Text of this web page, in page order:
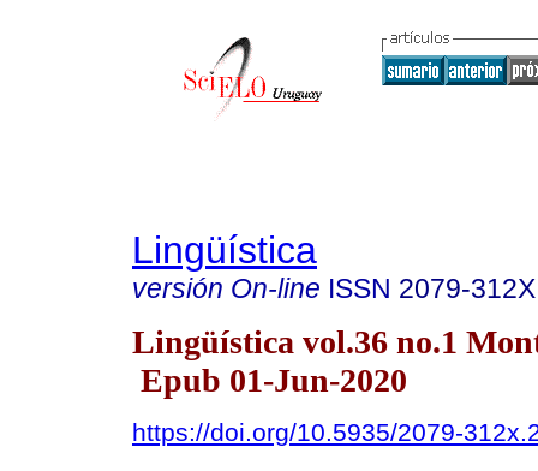
Lingüística
versión On-line ISSN 2079-312X
Lingüística vol.36 no.1
Epub 01-Jun-2020
https://doi.org/10.5935/2079-